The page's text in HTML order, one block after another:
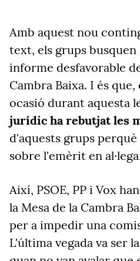
Amb aquest nou
text, els grups
informe desfavorable
Cambra Baixa. I és
ocasió durant aquesta
jurídic ha rebutjat les
d'aquests grups
sobre l'emèrit en
Així, PSOE, PP i Vox
la Mesa de la Cambra
per a impedir una
L'última vegada va ser